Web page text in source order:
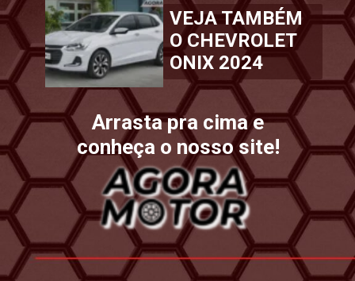
VEJA TAMBÉM
O CHEVROLET
ONIX 2024
Arrasta pra cima e
conheça o nosso site!